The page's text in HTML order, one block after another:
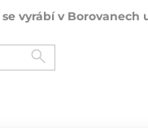
se vyrábí v Borovanech